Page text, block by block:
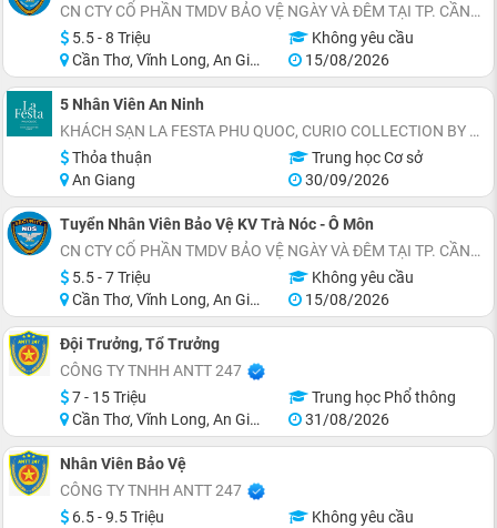
CN CTY CỔ PHẦN TMDV BẢO VỆ NGÀY VÀ ĐÊM TẠI TP. CẦN THƠ
5.5 - 8 Triệu
Không yêu cầu
Cần Thơ, Vĩnh Long, An Giang, Hậu Giang
15/08/2026
5 Nhân Viên An Ninh
KHÁCH SẠN LA FESTA PHU QUOC, CURIO COLLECTION BY HILTON - TỌA LẠC THỊ TRẤN HOÀNG HÔN, AN THỚI, ĐẶC KHU PHÚ QUỐC
Thỏa thuận
Trung học Cơ sở
An Giang
30/09/2026
Tuyển Nhân Viên Bảo Vệ KV Trà Nóc - Ô Môn
CN CTY CỔ PHẦN TMDV BẢO VỆ NGÀY VÀ ĐÊM TẠI TP. CẦN THƠ
5.5 - 7 Triệu
Không yêu cầu
Cần Thơ, Vĩnh Long, An Giang, Hậu Giang
15/08/2026
Đội Trưởng, Tổ Trưởng
CÔNG TY TNHH ANTT 247
7 - 15 Triệu
Trung học Phổ thông
Cần Thơ, Vĩnh Long, An Giang
31/08/2026
Nhân Viên Bảo Vệ
CÔNG TY TNHH ANTT 247
6.5 - 9.5 Triệu
Không yêu cầu